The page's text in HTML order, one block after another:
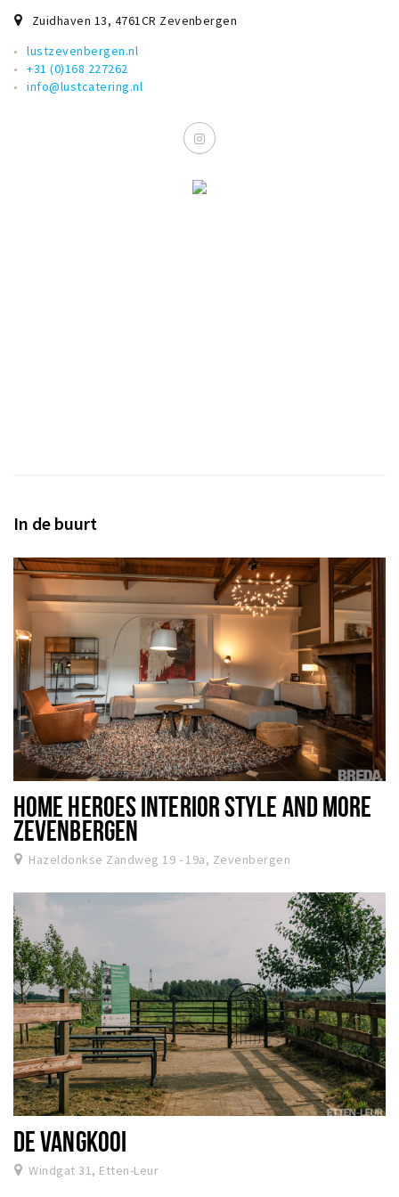
Zuidhaven 13, 4761CR Zevenbergen
lustzevenbergen.nl
+31 (0)168 227262
info@lustcatering.nl
In de buurt
HOME HEROES INTERIOR STYLE AND MORE
ZEVENBERGEN
Hazeldonkse Zandweg 19 - 19a, Zevenbergen
DE VANGKOOI
Windgat 31, Etten-Leur